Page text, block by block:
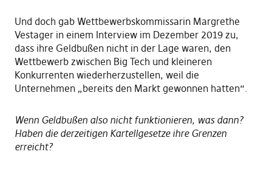
Und doch gab Wettbewerbskommissarin Margrethe
Vestager in einem Interview im Dezember 2019 zu,
dass ihre Geldbußen nicht in der Lage waren, den
Wettbewerb zwischen Big Tech und kleineren
Konkurrenten wiederherzustellen, weil die
Unternehmen „bereits den Markt gewonnen hatten“.
Wenn Geldbußen also nicht funktionieren, was dann?
Haben die derzeitigen Kartellgesetze ihre Grenzen
erreicht?